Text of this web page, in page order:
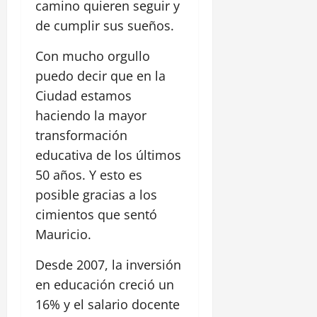
camino quieren seguir y
de cumplir sus sueños.
Con mucho orgullo
puedo decir que en la
Ciudad estamos
haciendo la mayor
transformación
educativa de los últimos
50 años. Y esto es
posible gracias a los
cimientos que sentó
Mauricio.
Desde 2007, la inversión
en educación creció un
16% y el salario docente